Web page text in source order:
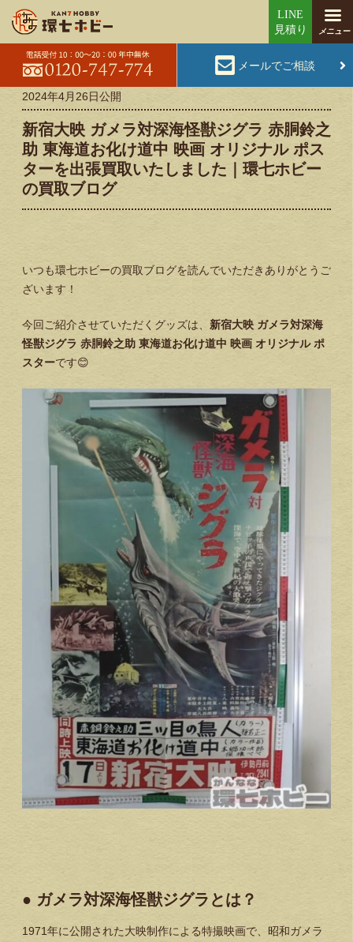
メールでご相談
2024年4月26日公開
新宿大映 ガメラ対深海怪獣ジグラ 赤胴鈴之
助 東海道お化け道中 映画 オリジナル ポス
ターを出張買取いたしました｜環七ホビー
の買取ブログ
いつも環七ホビーの買取ブログを読んでいただきありがとうご
ざいます！
今回ご紹介させていただくグッズは、 新宿大映 ガメラ対深海
怪獣ジグラ 赤胴鈴之助 東海道お化け道中 映画 オリジナル ポ
スターです😊
● ガメラ対深海怪獣ジグラとは？
1971年に公開された大映制作による特撮映画で、昭和ガメラ